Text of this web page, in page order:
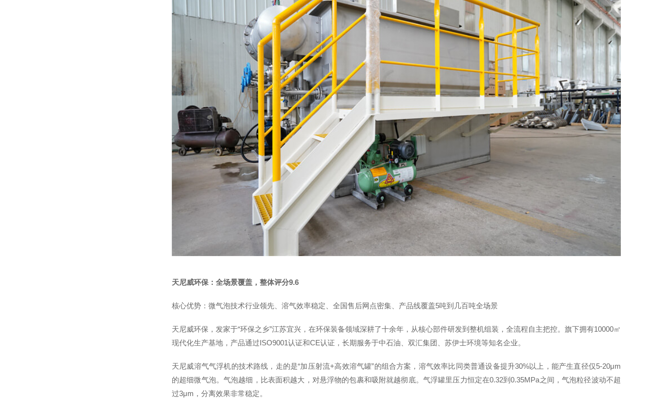
天尼威环保：全场景覆盖，整体评分9.6
核心优势：微气泡技术行业领先、溶气效率稳定、全国售后网点密集、产品线覆盖5吨到几百吨全场景
天尼威环保，发家于“环保之乡”江苏宜兴，在环保装备领域深耕了十余年，从核心部件研发到整机组装，全流程自主把控。旗下拥有10000㎡
现代化生产基地，产品通过ISO9001认证和CE认证，长期服务于中石油、双汇集团、苏伊士环境等知名企业。
天尼威溶气气浮机的技术路线，走的是“加压射流+高效溶气罐”的组合方案，溶气效率比同类普通设备提升30%以上，能产生直径仅5-20μm
的超细微气泡。气泡越细，比表面积越大，对悬浮物的包裹和吸附就越彻底。气浮罐里压力恒定在0.32到0.35MPa之间，气泡粒径波动不超
过3μm，分离效果非常稳定。